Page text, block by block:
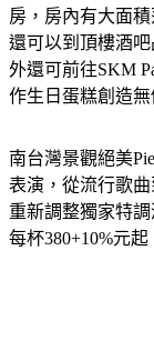
房，房內有大面
還可以到頂樓酒
外還可前往SKM
作生日蛋糕創造無
南台灣景觀絕美
表演，從流行歌
重新調整獨家特
每杯380+10%元起